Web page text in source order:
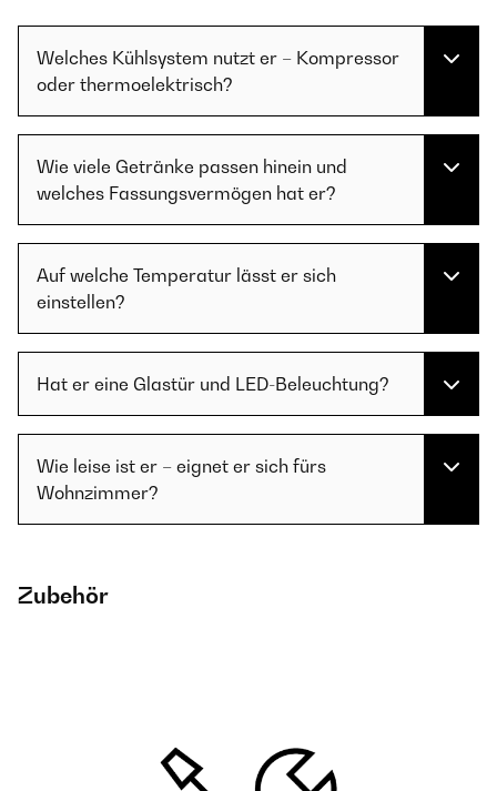
Welches Kühlsystem nutzt er – Kompressor
oder thermoelektrisch?
Wie viele Getränke passen hinein und
welches Fassungsvermögen hat er?
Auf welche Temperatur lässt er sich
einstellen?
Hat er eine Glastür und LED-Beleuchtung?
Wie leise ist er – eignet er sich fürs
Wohnzimmer?
Zubehör